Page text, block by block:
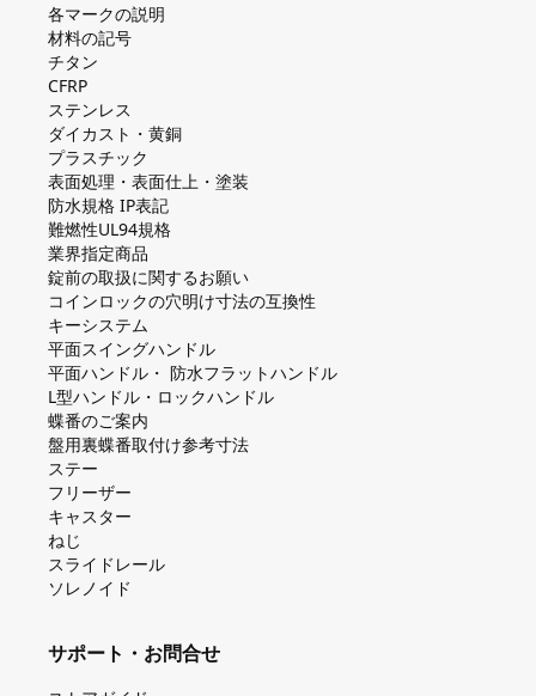
各マークの説明
材料の記号
チタン
CFRP
ステンレス
ダイカスト・⻩銅
プラスチック
表面処理・表面仕上・塗装
防⽔規格 IP表記
難燃性UL94規格
業界指定商品
錠前の取扱に関するお願い
コインロックの⽳明け⼨法の互換性
キーシステム
平⾯スイングハンドル
平⾯ハンドル・ 防⽔フラットハンドル
L型ハンドル・ロックハンドル
蝶番のご案内
盤⽤裏蝶番取付け参考⼨法
ステー
フリーザー
キャスター
ねじ
スライドレール
ソレノイド
サポート・お問合せ